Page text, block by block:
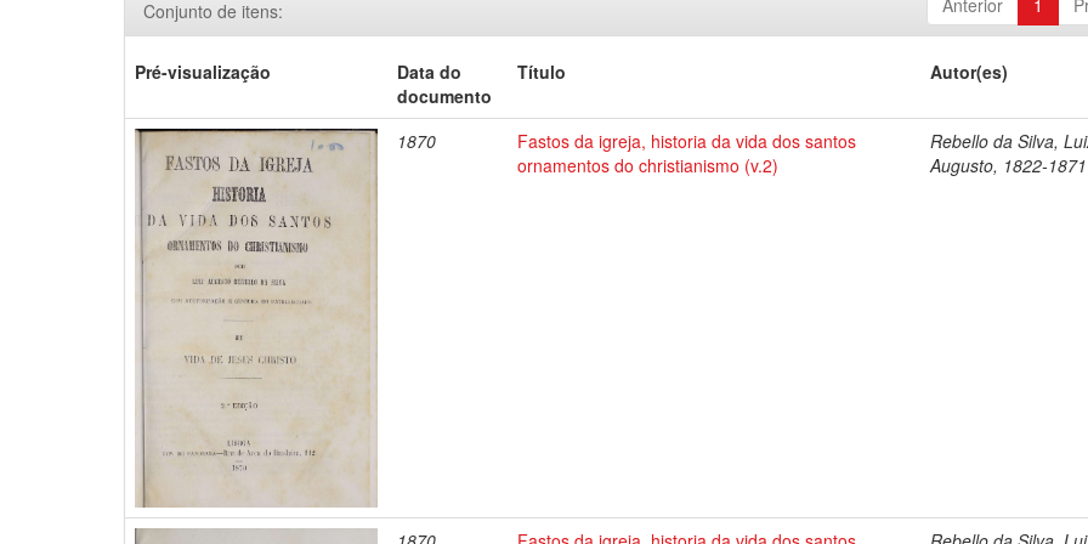
Anterior 1
Conjunto de itens:
Pré-visualização
Data do
documento
Título Autor(es)
1870
Fastos da igreja, historia da vida dos santos
ornamentos do christianismo (v.2)
Rebello da Silva,
Augusto, 1822-1871